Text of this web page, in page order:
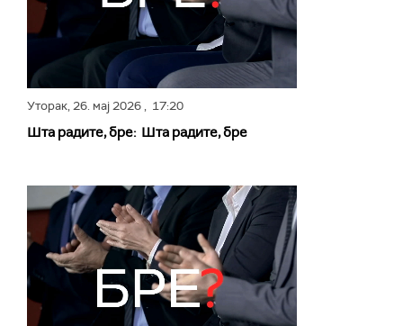
Уторак,26. мај 2026, 17:20
Шта радите, бре: Шта радите, бре